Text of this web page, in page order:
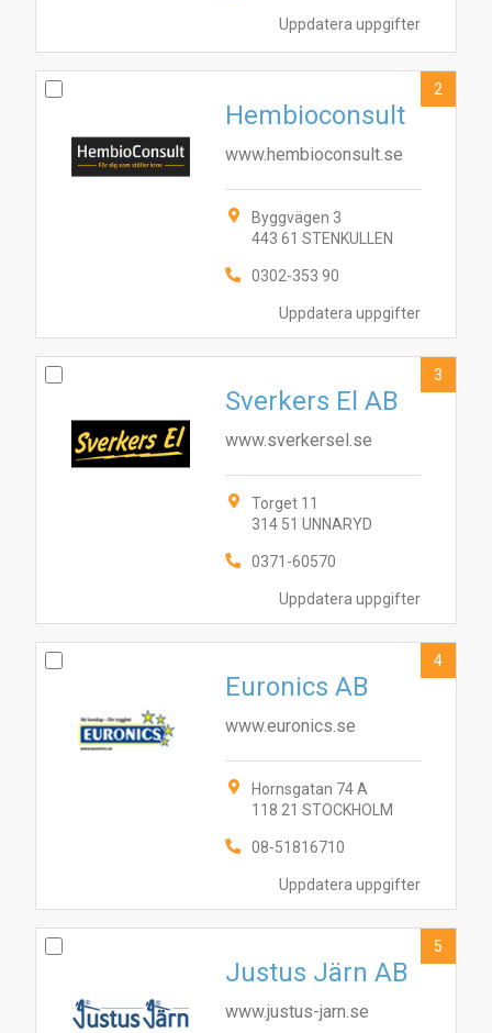
Uppdatera uppgifter
Uppdatera uppgifter
Hembioconsult
www.hembioconsult.se
Byggvägen 3
443 61 STENKULLEN
0302-353 90
2
Uppdatera uppgifter
Sverkers El AB
www.sverkersel.se
Torget 11
314 51 UNNARYD
0371-60570
3
Uppdatera uppgifter
Euronics AB
www.euronics.se
Hornsgatan 74 A
118 21 STOCKHOLM
08-51816710
4
Justus Järn AB
www.justus-jarn.se
5